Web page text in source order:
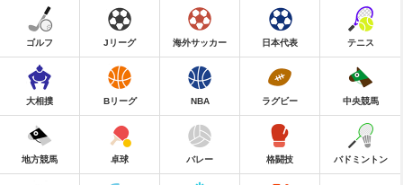
ゴルフ Jリーグ 海外サッカー 日本代表 テニス
大相撲 Bリーグ NBA ラグビー 中央競馬
地方競馬 卓球 バレー 格闘技 バドミントン